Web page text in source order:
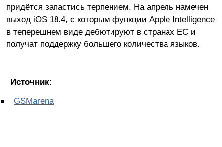
придётся запастись терпением. На апрель намечен
выход iOS 18.4, с которым функции Apple Intelligence
в теперешнем виде дебютируют в странах ЕС и
получат поддержку большего количества языков.
Источник:
GSMarena